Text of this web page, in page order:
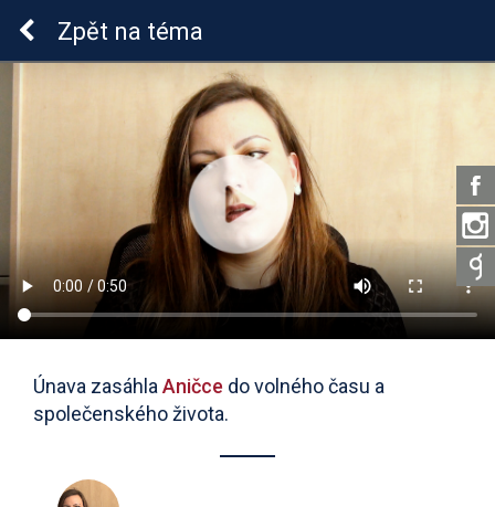
Lymeská borrelióza
Zpět na téma
Únava zasáhla Aničce do volného času a
společenského života.